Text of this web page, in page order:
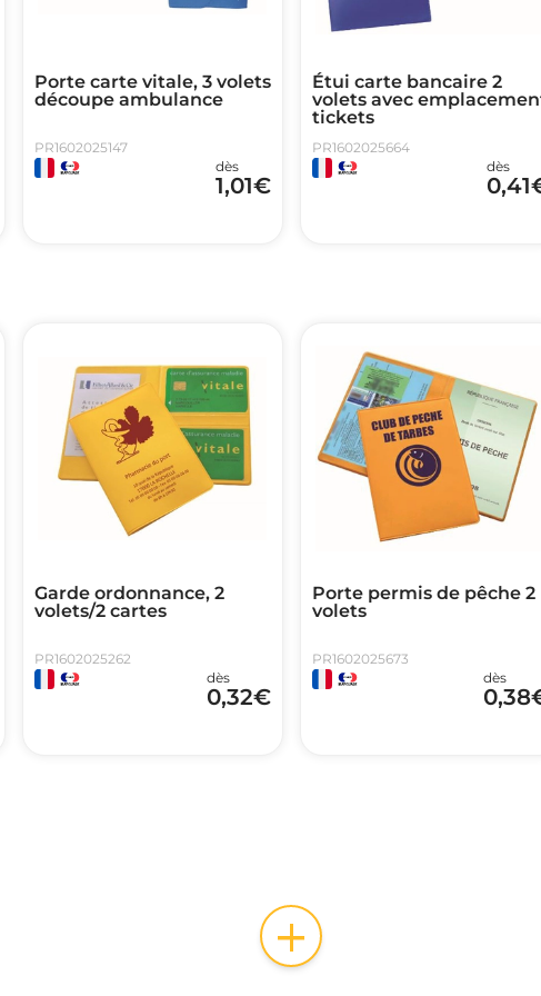
Porte carte vitale, 3 volets
découpe ambulance
PR1602025147
dès
1,01€
Étui carte bancaire 2
volets avec
tickets
PR1602025664
dès
0,41
Garde ordonnance, 2
volets/2 cartes
PR1602025262
dès
0,32€
Porte permis de pêche 2
volets
PR1602025673
dès
0,38
+